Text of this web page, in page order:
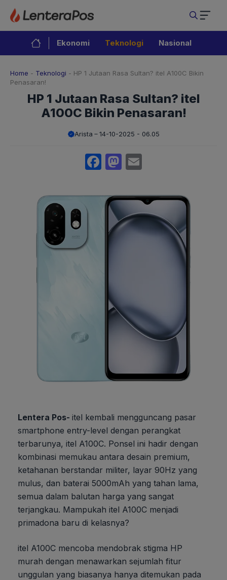
Langsung
isi
Ekonomi Teknologi Nasional
Home - Teknologi - HP 1 Jutaan Rasa Sultan? itel A100C Bikin
Penasaran!
HP 1 Jutaan Rasa Sultan? itel
A100C Bikin Penasaran!
Arista 14-10-2025 - 06.05
Facebook
Mastodon
Lentera Pos- itel kembali mengguncang pasar
smartphone entry-level dengan perangkat
terbarunya, itel A100C. Ponsel ini hadir dengan
kombinasi memukau antara desain premium,
ketahanan berstandar militer, layar 90Hz yang
mulus, dan baterai 5000mAh yang tahan lama,
semua dalam balutan harga yang sangat
terjangkau. Mampukah itel A100C menjadi
primadona baru di kelasnya?
itel A100C mencoba mendobrak stigma HP
murah dengan menawarkan sejumlah fitur
unggulan yang biasanya hanya ditemukan pada